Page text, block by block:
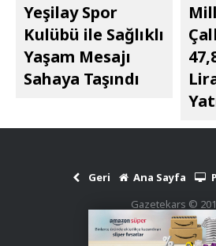
Yeşilay Spor
Kulübü ile Sağlıklı
Yaşam Mesajı
Sahaya Taşındı
Geri Ana Sayfa
Gazetekars ©
Haber Scripti